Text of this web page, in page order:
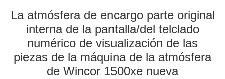
LA
FÁBRICA
CONTROL
La atmósfera de encargo parte original
interna de la pantalla/del telclado
numérico de visualización de las
piezas de la máquina de la atmósfera
de Wincor 1500xe nueva